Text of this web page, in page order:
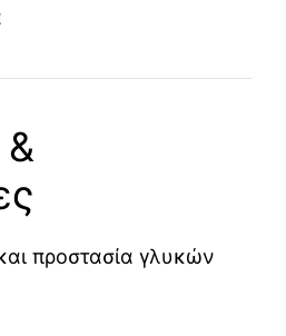
προστασία γλυκών